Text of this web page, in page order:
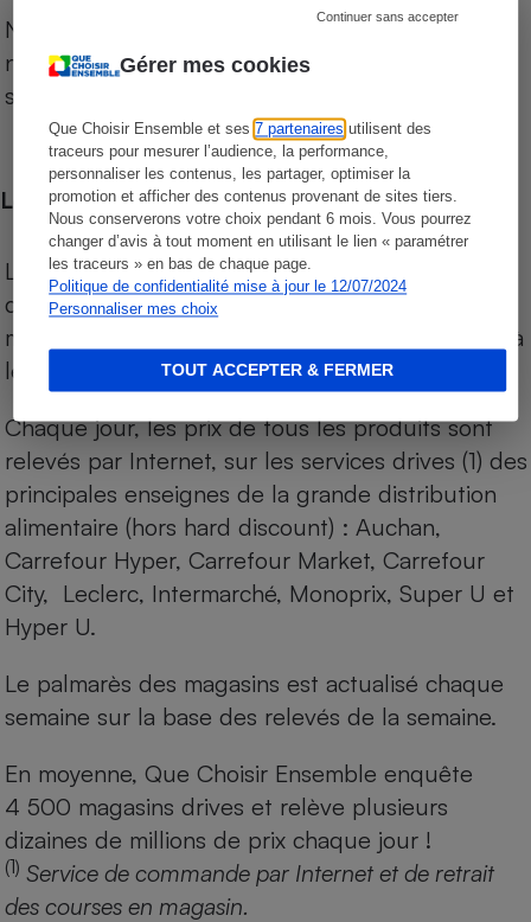
Gérer mes cookies
Que Choisir Ensemble et ses7 partenaires utilisent des
traceurs pour mesurer l’audience, la performance,
personnaliser les contenus, les partager, optimiser la
promotion et afficher des contenus provenant de sites tiers.
Nous conserverons votre choix pendant 6 mois. Vous pourrez
changer d’avis à tout moment en utilisant le lien « paramétrer
les traceurs » en bas de chaque page.
Politique de confidentialité mise à jour le 12/07/2024
Personnaliser mes choix
Continuer sans accepter
TOUT ACCEPTER & FERMER
Notre comparateur de supermarchés propose le
niveau de prix des supermarchés, géolocalisés
sur le territoire français.
Les comparaisons de prix
Les comparaisons sont réalisées sur l’ensemble
des produits des magasins. Les produits de
marques de distributeurs (MDD) sont comparés à
leurs équivalents chez leurs concurrents.
Chaque jour, les prix de tous les produits sont
relevés par Internet, sur les services drives (1) des
principales enseignes de la grande distribution
alimentaire (hors hard discount) : Auchan,
Carrefour Hyper, Carrefour Market, Carrefour
City, Leclerc, Intermarché, Monoprix, Super U et
Hyper U.
Le palmarès des magasins est actualisé chaque
semaine sur la base des relevés de la semaine.
En moyenne, Que Choisir Ensemble enquête
4 500 magasins drives et relève plusieurs
dizaines de millions de prix chaque jour !
(1) Service de commande par Internet et de retrait
des courses en magasin.